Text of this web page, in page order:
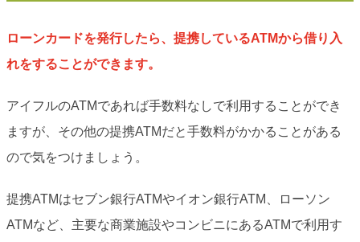
ローンカードを発行したら、提携しているATMから借り入
れをすることができます。
アイフルのATMであれば手数料なしで利用することができ
ますが、その他の提携ATMだと手数料がかかることがある
ので気をつけましょう。
提携ATMはセブン銀行ATMやイオン銀行ATM、ローソン
ATMなど、主要な商業施設やコンビニにあるATMで利用す